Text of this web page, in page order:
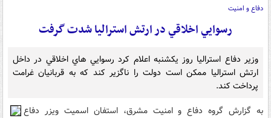
دفاع و امنیت
رسوايي اخلاقي در ارتش استراليا شدت گرفت
وزير دفاع استراليا روز يکشنبه اعلام کرد رسوايي هاي اخلاقي در داخل
ارتش استراليا ممکن است دولت را ناگزير کند که به قربانيان غرامت
پرداخت کند.
به گزارش گروه دفاع و امنيت مشرق، استفان اسميت ويزر دفاع